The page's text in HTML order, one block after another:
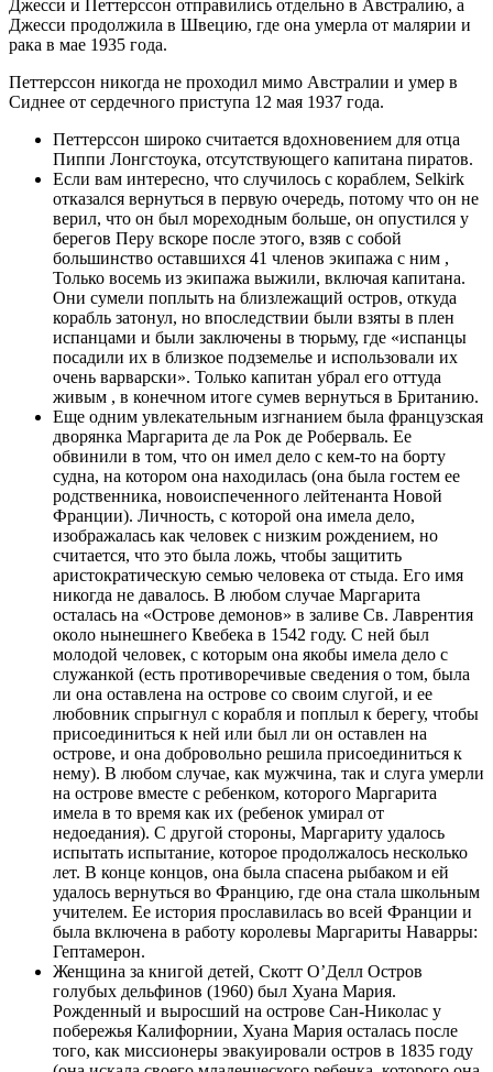
Джесси и Петтерссон отправились отдельно в Австралию, а
Джесси продолжила в Швецию, где она умерла от малярии и
рака в мае 1935 года.
Петтерссон никогда не проходил мимо Австралии и умер в
Сиднее от сердечного приступа 12 мая 1937 года.
Петтерссон широко считается вдохновением для отца
Пиппи Лонгстоука, отсутствующего капитана пиратов.
Если вам интересно, что случилось с кораблем, Selkirk
отказался вернуться в первую очередь, потому что он не
верил, что он был мореходным больше, он опустился у
берегов Перу вскоре после этого, взяв с собой
большинство оставшихся 41 членов экипажа с ним ,
Только восемь из экипажа выжили, включая капитана.
Они сумели поплыть на близлежащий остров, откуда
корабль затонул, но впоследствии были взяты в плен
испанцами и были заключены в тюрьму, где «испанцы
посадили их в близкое подземелье и использовали их
очень варварски». Только капитан убрал его оттуда
живым , в конечном итоге сумев вернуться в Британию.
Еще одним увлекательным изгнанием была французская
дворянка Маргарита де ла Рок де Роберваль. Ее
обвинили в том, что он имел дело с кем-то на борту
судна, на котором она находилась (она была гостем ее
родственника, новоиспеченного лейтенанта Новой
Франции). Личность, с которой она имела дело,
изображалась как человек с низким рождением, но
считается, что это была ложь, чтобы защитить
аристократическую семью человека от стыда. Его имя
никогда не давалось. В любом случае Маргарита
осталась на «Острове демонов» в заливе Св. Лаврентия
около нынешнего Квебека в 1542 году. С ней был
молодой человек, с которым она якобы имела дело с
служанкой (есть противоречивые сведения о том, была
ли она оставлена ​​на острове со своим слугой, и ее
любовник спрыгнул с корабля и поплыл к берегу, чтобы
присоединиться к ней или был ли он оставлен на
острове, и она добровольно решила присоединиться к
нему). В любом случае, как мужчина, так и слуга умерли
на острове вместе с ребенком, которого Маргарита
имела в то время как их (ребенок умирал от
недоедания). С другой стороны, Маргариту удалось
испытать испытание, которое продолжалось несколько
лет. В конце концов, она была спасена рыбаком и ей
удалось вернуться во Францию, где она стала школьным
учителем. Ее история прославилась во всей Франции и
была включена в работу королевы Маргариты Наварры:
Гептамерон.
Женщина за книгой детей, Скотт О’Делл Остров
голубых дельфинов (1960) был Хуана Мария.
Рожденный и выросший на острове Сан-Николас у
побережья Калифорнии, Хуана Мария осталась после
того, как миссионеры эвакуировали остров в 1835 году